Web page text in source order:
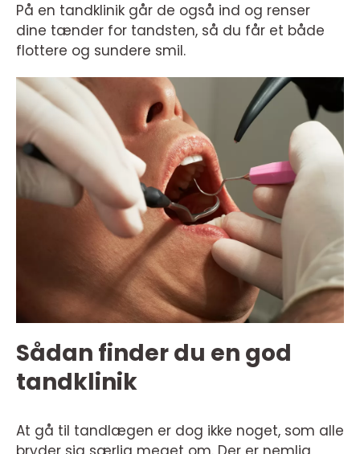
På en tandklinik går de også ind og renser
dine tænder for tandsten, så du får et både
flottere og sundere smil.
Sådan finder du en god
tandklinik
At gå til tandlægen er dog ikke noget, som alle